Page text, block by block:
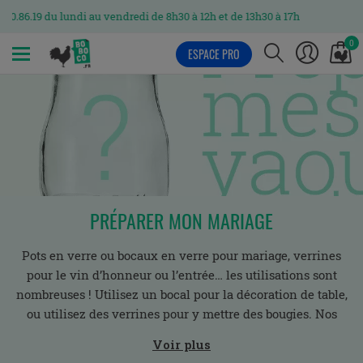
lundi au vendredi de 8h30 à 12h et de 13h30 à 17h
0
ESPACE PRO
PRÉPARER MON MARIAGE
Pots en verre ou bocaux en verre pour mariage, verrines
pour le vin d’honneur ou l’entrée… les utilisations sont
nombreuses ! Utilisez un bocal pour la décoration de table,
ou utilisez des verrines pour y mettre des bougies. Nos
votre décoration de table de mariage.
Voir plus